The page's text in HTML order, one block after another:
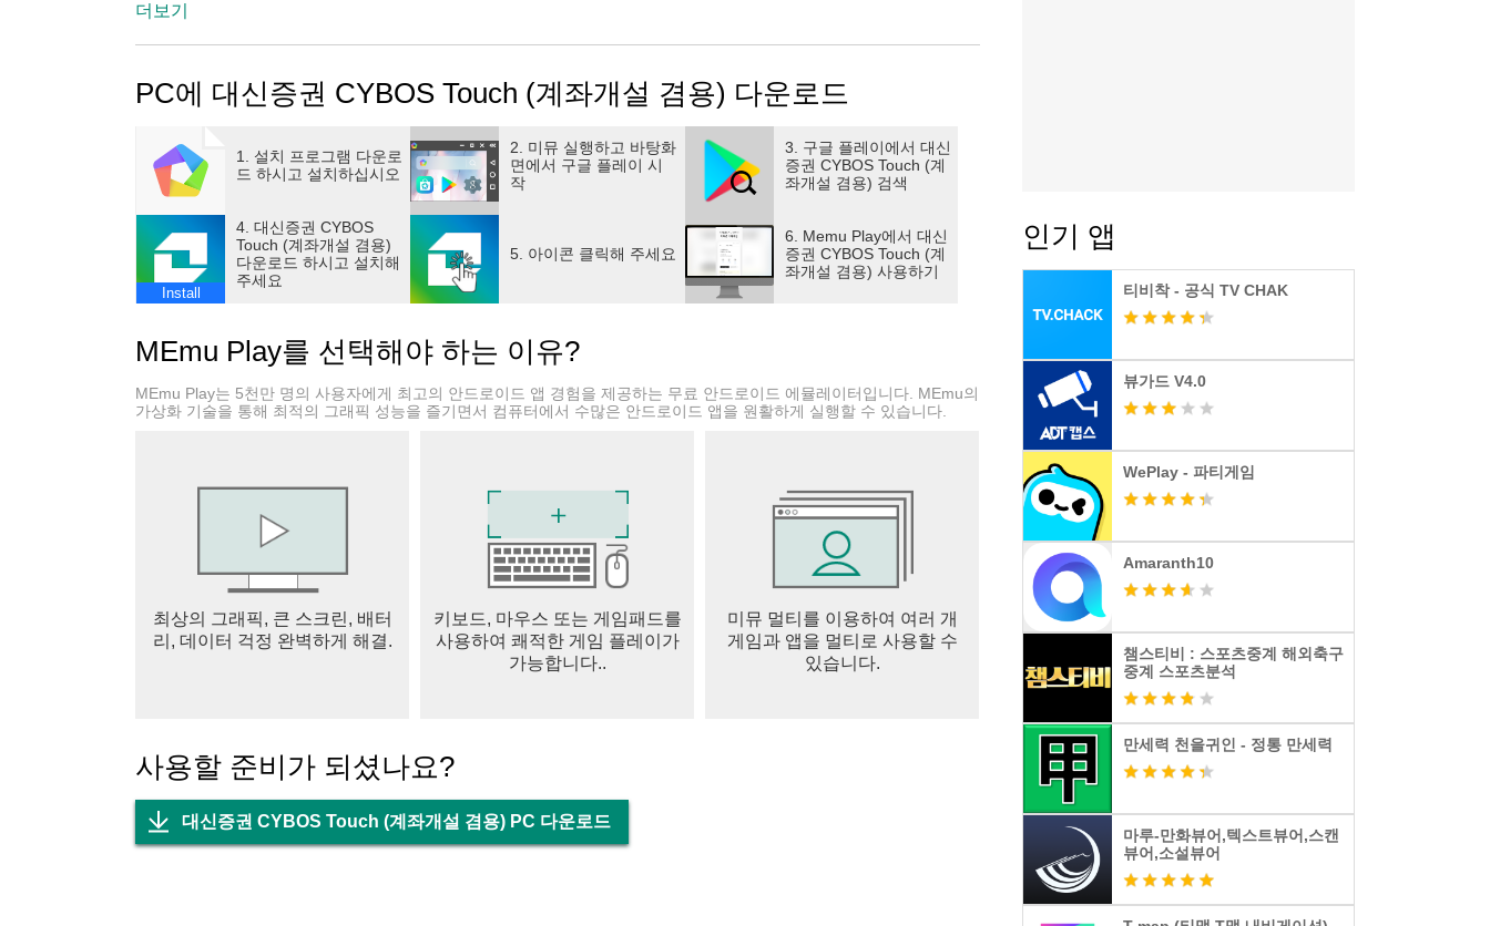
- 한번만 계좌 로그인을 하시면, 추가 로그인 없이 빠른 시세 조회가 가능합니다.
- 대신증권 내부의 다양한 검증을 통해 종목발굴을 해 주는 “오아시스” 서비스를 제공합니다.
- HTS와 모바일간 관심종목그룹과 메모가 공유됩니다.
* 주요제공서비스
1. 주식
- 관심종목
- 주식차트
- 현금/신용주문
- 번개주문(원터치 주문)
- 주식체결 및 계좌잔고
- 기업정보
- 투자자별 매매종합
- 뉴스/공시
- 세계증시
3.투자포커스
- 시장분석
4. 선물옵션
- 선물옵션, CME, EUREX, 주식선물 현재가
- 선물옵션, CME, EUREX, 주식선물 주문
더보기
PC에 대신증권 CYBOS Touch (계좌개설 겸용) 다운로드
1. 설치 프로그램 다운로
드 하시고 설치하십시오
2. 미뮤 실행하고 바탕화
면에서 구글 플레이 시
작
3. 구글 플레이에서 대신
증권 CYBOS Touch (계
좌개설 겸용) 검색
Install
4. 대신증권 CYBOS
Touch (계좌개설 겸용)
다운로드 하시고 설치해
주세요
5. 아이콘 클릭해 주세요
6. Memu Play에서 대신
증권 CYBOS Touch (계
좌개설 겸용) 사용하기
MEmu Play를 선택해야 하는 이유?
MEmu Play는 5천만 명의 사용자에게 최고의 안드로이드 앱 경험을 제공하는 무료 안드로이드 에뮬레이터입니다. MEmu의
가상화 기술을 통해 최적의 그래픽 성능을 즐기면서 컴퓨터에서 수많은 안드로이드 앱을 원활하게 실행할 수 있습니다.
최상의 그래픽, 큰 스크린, 배터
리, 데이터 걱정 완벽하게 해결.
키보드, 마우스 또는 게임패드를
사용하여 쾌적한 게임 플레이가
가능합니다..
미뮤 멀티를 이용하여 여러 개
게임과 앱을 멀티로 사용할 수
있습니다.
사용할 준비가 되셨나요?
대신증권 CYBOS Touch (계좌개설 겸용) PC 다운로드
인기 앱
티비착 - 공식 TV CHAK
뷰가드 V4.0
WePlay - 파티게임
Amaranth10
챔스티비 : 스포츠중계 해외축구
중계 스포츠분석
만세력 천을귀인 - 정통 만세력
마루-만화뷰어,텍스트뷰어,스캔
뷰어,소설뷰어